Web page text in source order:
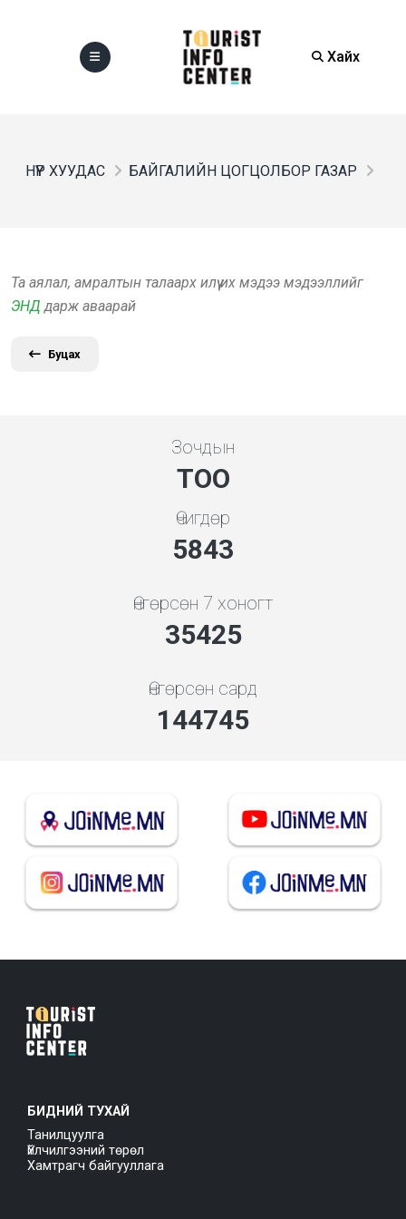
Хайх
НҮҮР ХУУДАС БАЙГАЛИЙН ЦОГЦОЛБОР ГАЗАР
Та аялал, амралтын талаарх илүү их мэдээ мэдээллийг
ЭНД дарж аваарай
Буцах
Зочдын
ТОО
Өчигдөр
5843
Өнгөрсөн 7 хоногт
35425
Өнгөрсөн сард
144745
БИДНИЙ ТУХАЙ
Танилцуулга
Үйлчилгээний төрөл
Хамтрагч байгууллага